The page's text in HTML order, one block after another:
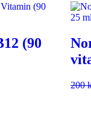
(90
200